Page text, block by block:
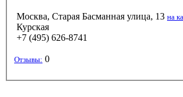
Москва, Старая Басманная улица, 13 на
Курская
+7 (495) 626-8741
Отзывы: 0